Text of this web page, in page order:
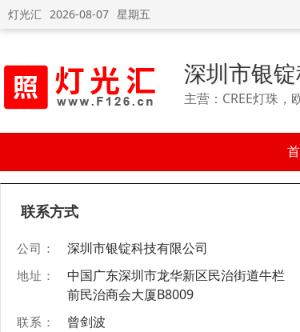
灯光汇 2026-08-07 星期五
深圳市银
主营：CREE灯珠
联系方式
公司： 深圳市银锭科技有限公司
地址：
中国广东深圳市龙华新区民治街道牛栏
前民治商会大厦B8009
联系： 曾剑波